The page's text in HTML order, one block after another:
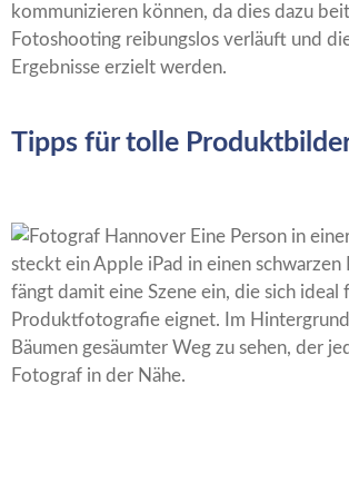
kommunizieren können, da dies dazu
Fotoshooting reibungslos verläuft und
Ergebnisse erzielt werden.
Tipps für tolle